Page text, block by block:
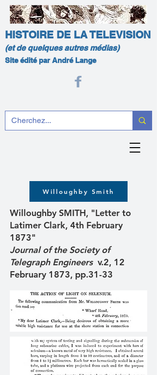
HISTOIRE DE LA TELEVISION
(et de quelques autres médias)
Site édité par André Lange
Willoughby Smith
Willoughby SMITH, "Letter to
Latimer Clark, 4th February
1873"
Journal of the Society of
Telegraph Engineers v.2, 12
February 1873, pp.31-33